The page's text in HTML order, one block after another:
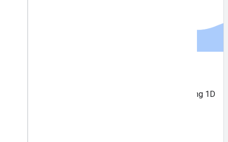
Quét và xử lý mã vạch. Hỗ trợ hầu hết các định dạng 1D